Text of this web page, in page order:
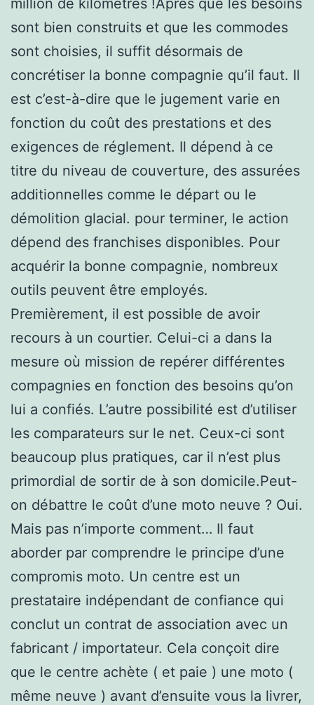
sont bien construits et que les commodes
sont choisies, il suffit désormais de
concrétiser la bonne compagnie qu’il faut. Il
est c’est-à-dire que le jugement varie en
fonction du coût des prestations et des
exigences de réglement. Il dépend à ce
titre du niveau de couverture, des assurées
additionnelles comme le départ ou le
démolition glacial. pour terminer, le action
dépend des franchises disponibles. Pour
acquérir la bonne compagnie, nombreux
outils peuvent être employés.
Premièrement, il est possible de avoir
recours à un courtier. Celui-ci a dans la
mesure où mission de repérer différentes
compagnies en fonction des besoins qu’on
lui a confiés. L’autre possibilité est d’utiliser
les comparateurs sur le net. Ceux-ci sont
beaucoup plus pratiques, car il n’est plus
primordial de sortir de à son domicile.Peut-
on débattre le coût d’une moto neuve ? Oui.
Mais pas n’importe comment… Il faut
aborder par comprendre le principe d’une
compromis moto. Un centre est un
prestataire indépendant de confiance qui
conclut un contrat de association avec un
fabricant / importateur. Cela conçoit dire
que le centre achète ( et paie ) une moto (
même neuve ) avant d’ensuite vous la livrer,